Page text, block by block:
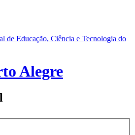
de Educação, Ciência e Tecnologia do
Alegre